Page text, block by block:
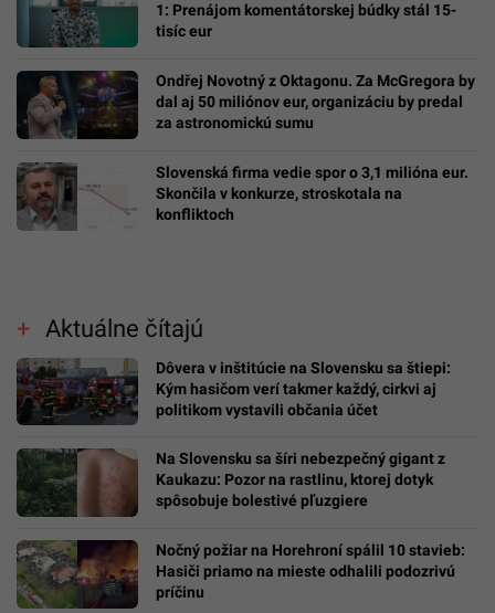
1: Prenájom komentátorskej búdky stál 15-
tisíc eur
Ondřej Novotný z Oktagonu. Za McGregora by
dal aj 50 miliónov eur, organizáciu by predal
za astronomickú sumu
Slovenská firma vedie spor o 3,1 milióna eur.
Skončila v konkurze, stroskotala na
konfliktoch
Aktuálne čítajú
Dôvera v inštitúcie na Slovensku sa štiepi:
Kým hasičom verí takmer každý, cirkvi aj
politikom vystavili občania účet
Na Slovensku sa šíri nebezpečný gigant z
Kaukazu: Pozor na rastlinu, ktorej dotyk
spôsobuje bolestivé pľuzgiere
Nočný požiar na Horehroní spálil 10 stavieb:
Hasiči priamo na mieste odhalili podozrivú
príčinu